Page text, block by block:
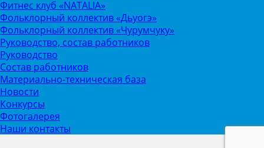
Фитнес клуб «NATALIA»
Фольклорный коллектив «Дьуогэ»
Фольклорный коллектив «Чурумчуку»
Руководство, состав работников
Руководство
Состав работников
Материально-техническая база
Новости
Конкурсы
Фотогалерея
Наши контакты